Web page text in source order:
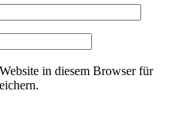
in diesem Browser für